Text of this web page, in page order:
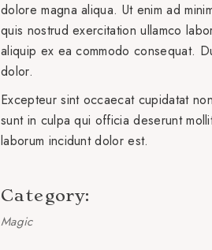
dolore magna aliqua. Ut enim ad
quis nostrud exercitation ullamco
aliquip ex ea commodo consequat.
dolor.
Excepteur sint occaecat cupidatat
sunt in culpa qui officia deserunt
laborum incidunt dolor est.
Category:
Magic